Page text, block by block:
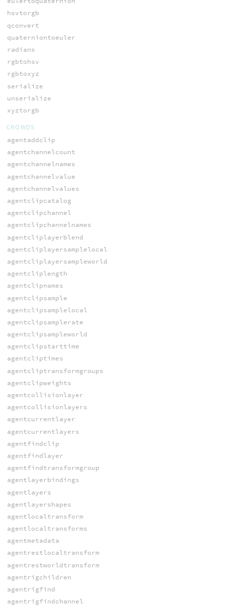
hsvtorgb
qconvert
quaterniontoeuler
radians
rgbtohsv
rgbtoxyz
serialize
unserialize
xyztorgb
CROWDS
agentaddclip
agentchannelcount
agentchannelnames
agentchannelvalue
agentchannelvalues
agentclipcatalog
agentclipchannel
agentclipchannelnames
agentcliplayerblend
agentcliplayersamplelocal
agentcliplayersampleworld
agentcliplength
agentclipnames
agentclipsample
agentclipsamplelocal
agentclipsamplerate
agentclipsampleworld
agentclipstarttime
agentcliptimes
agentcliptransformgroups
agentclipweights
agentcollisionlayer
agentcollisionlayers
agentcurrentlayer
agentcurrentlayers
agentfindclip
agentfindlayer
agentfindtransformgroup
agentlayerbindings
agentlayers
agentlayershapes
agentlocaltransform
agentlocaltransforms
agentmetadata
agentrestlocaltransform
agentrestworldtransform
agentrigchildren
agentrigfind
agentrigfindchannel